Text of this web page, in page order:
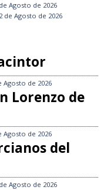
Agosto de 2026
de Agosto de 2026
Agosto de 2026
Lorenzo de
Agosto de 2026
del
Agosto de 2026